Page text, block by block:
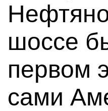
шоссе
первом
сами